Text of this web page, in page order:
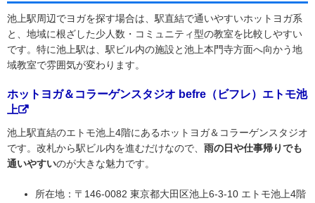
池上駅周辺でヨガを探す場合は、駅直結で通いやすいホットヨガ系
と、地域に根ざした少人数・コミュニティ型の教室を比較しやすい
です。特に池上駅は、駅ビル内の施設と池上本門寺方面へ向かう地
域教室で雰囲気が変わります。
ホットヨガ＆コラーゲンスタジオ befre（ビフレ）エトモ池
上
池上駅直結のエトモ池上4階にあるホットヨガ＆コラーゲンスタジオ
です。改札から駅ビル内を進むだけなので、 雨の日や仕事帰りでも
通いやすいのが大きな魅力です。
所在地：〒146-0082 東京都大田区池上6-3-10 エトモ池上4階